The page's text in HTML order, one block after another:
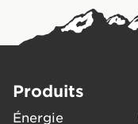
Produits
Énergie